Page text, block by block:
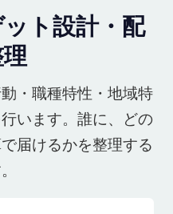
ト設計・配
・職種特性・地域特
います。誰に、どの
届けるかを整理する